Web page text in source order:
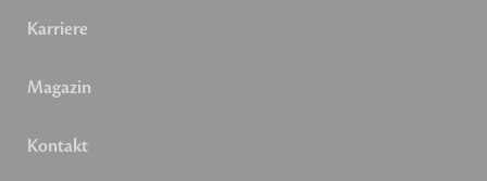
Karriere
Magazin
Kontakt